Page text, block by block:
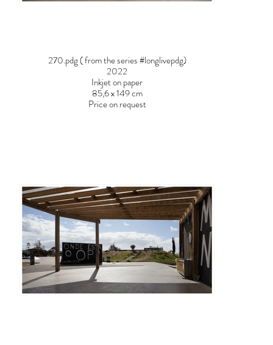
270.pdg ( from the series #longlivepdg)
2022
Inkjet on paper
85,6 x 149 cm
Price on request